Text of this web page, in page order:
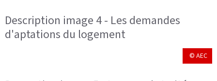
Description image 4 - Les demandes
d'aptations du logement
© AEC